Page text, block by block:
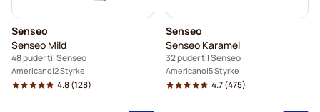
Senseo
Senseo Mild
48 puder til Senseo
Americano 2 Styrke
4.8(128)
Senseo
Senseo Karamel
32 puder til Senseo
Americano 5 Styrke
4.7(475)